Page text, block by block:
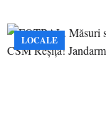
LOCALE